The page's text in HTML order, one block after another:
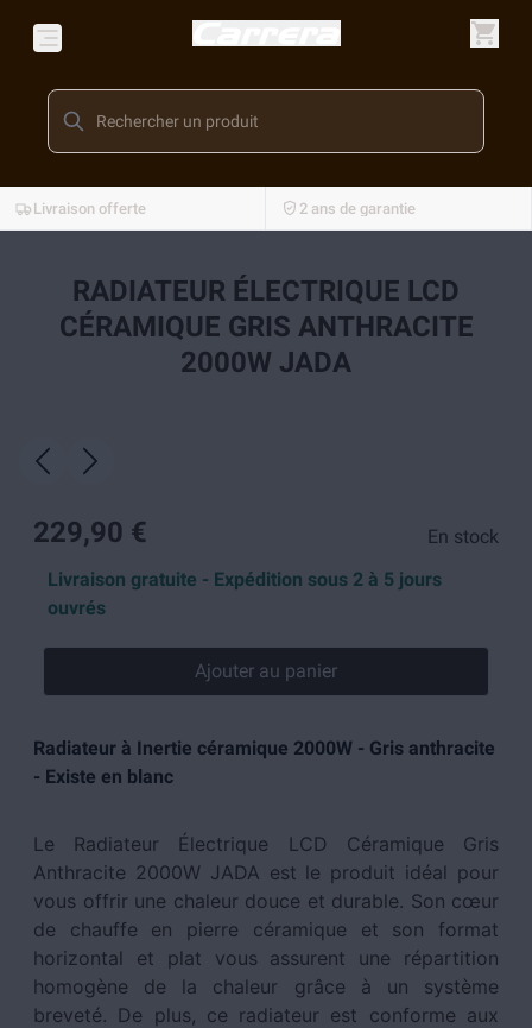
Livraison offerte 2 ans de garantie
RADIATEUR ÉLECTRIQUE LCD
CÉRAMIQUE GRIS ANTHRACITE
2000W JADA
229,90 €
En stock
Livraison gratuite - Expédition sous 2 à 5 jours
ouvrés
Ajouter au panier
Radiateur à Inertie céramique 2000W - Gris anthracite
- Existe en blanc
Le Radiateur Électrique LCD Céramique Gris
Anthracite 2000W JADA est le produit idéal pour
vous offrir une chaleur douce et durable. Son cœur
de chauffe en pierre céramique et son format
horizontal et plat vous assurent une répartition
homogène de la chaleur grâce à un système
breveté. De plus, ce radiateur est conforme aux